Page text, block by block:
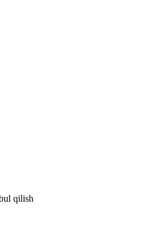
qilish